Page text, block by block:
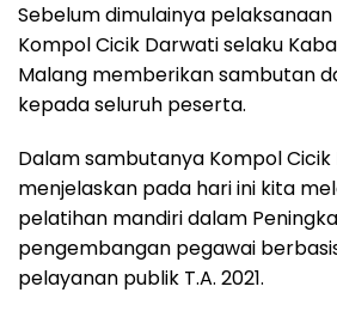
Sebelum dimulainya
Kompol Cicik Darwati selaku
Malang memberikan sambutan
kepada seluruh peserta.
Dalam sambutanya Kompol
menjelaskan pada hari ini kita
pelatihan mandiri dalam
pengembangan pegawai
pelayanan publik T.A. 2021.